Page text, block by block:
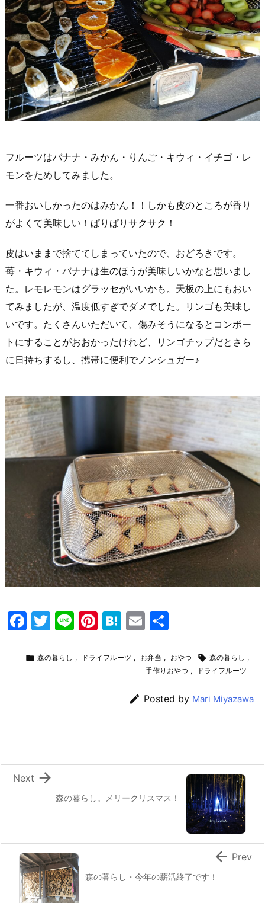
フルーツはバナナ・みかん・りんご・キウィ・イチゴ・レ
モンをためしてみました。
一番おいしかったのはみかん！！しかも皮のところが香り
がよくて美味しい！ぱりぱりサクサク！
皮はいままで捨ててしまっていたので、おどろきです。
苺・キウィ・バナナは生のほうが美味しいかなと思いまし
た。レモレモンはグラッセがいいかも。天板の上にもおい
てみましたが、温度低すぎでダメでした。リンゴも美味し
いです。たくさんいただいて、傷みそうになるとコンポー
トにすることがおおかったけれど、リンゴチップだとさら
に日持ちするし、携帯に便利でノンシュガー♪
F
c
k
T
itt
Li
e
Pi
er
H
e
a
E
ai
l
 森の暮らし , ドライフルーツ , お弁当 , おやつ  森の暮らし ,
手作りおやつ , ドライフルーツ
 Posted by Mari Miyazawa
森の暮らし。メリークリスマス！

Next
森の暮らし・今年の薪活終了です！
 Prev